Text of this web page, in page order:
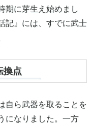
期に芽生え始めまし
記』には、すでに武士
換点
自ら武器を取ることを
になりました。一方